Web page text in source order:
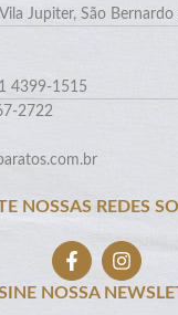
Jupiter, São Bernardo
4399-1515
2722
NOSSAS REDES
NOSSA